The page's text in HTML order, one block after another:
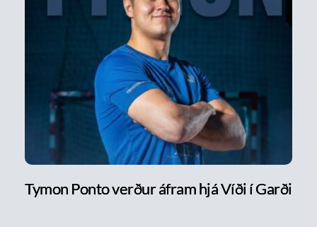
Tymon Ponto verður áfram hjá Víði í Garði